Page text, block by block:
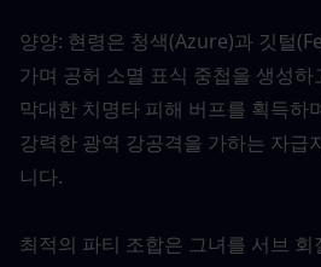
양양: 현령은 청색(Azure)과 깃털
가며 공허 소멸 표식 중첩을 생성
막대한 치명타 피해 버프를 획득하
강력한 광역 강공격을 가하는 자급
니다.
최적의 파티 조합은 그녀를 서브